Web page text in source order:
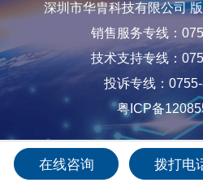
深圳市华胄科技有限公司
销售服务专线：
技术支持专线：
投诉专线：
粤ICP备
在线咨询 拨打电